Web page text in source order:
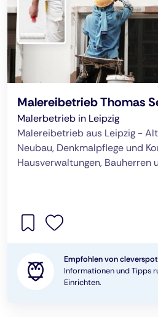
Malereibetrieb Thomas
Malerbetrieb in Leipzig
Malereibetrieb aus Leipzig -
Neubau, Denkmalpflege und
Hausverwaltungen, Bauherren
Empfohlen von
Informationen und Tipps
Einrichten.